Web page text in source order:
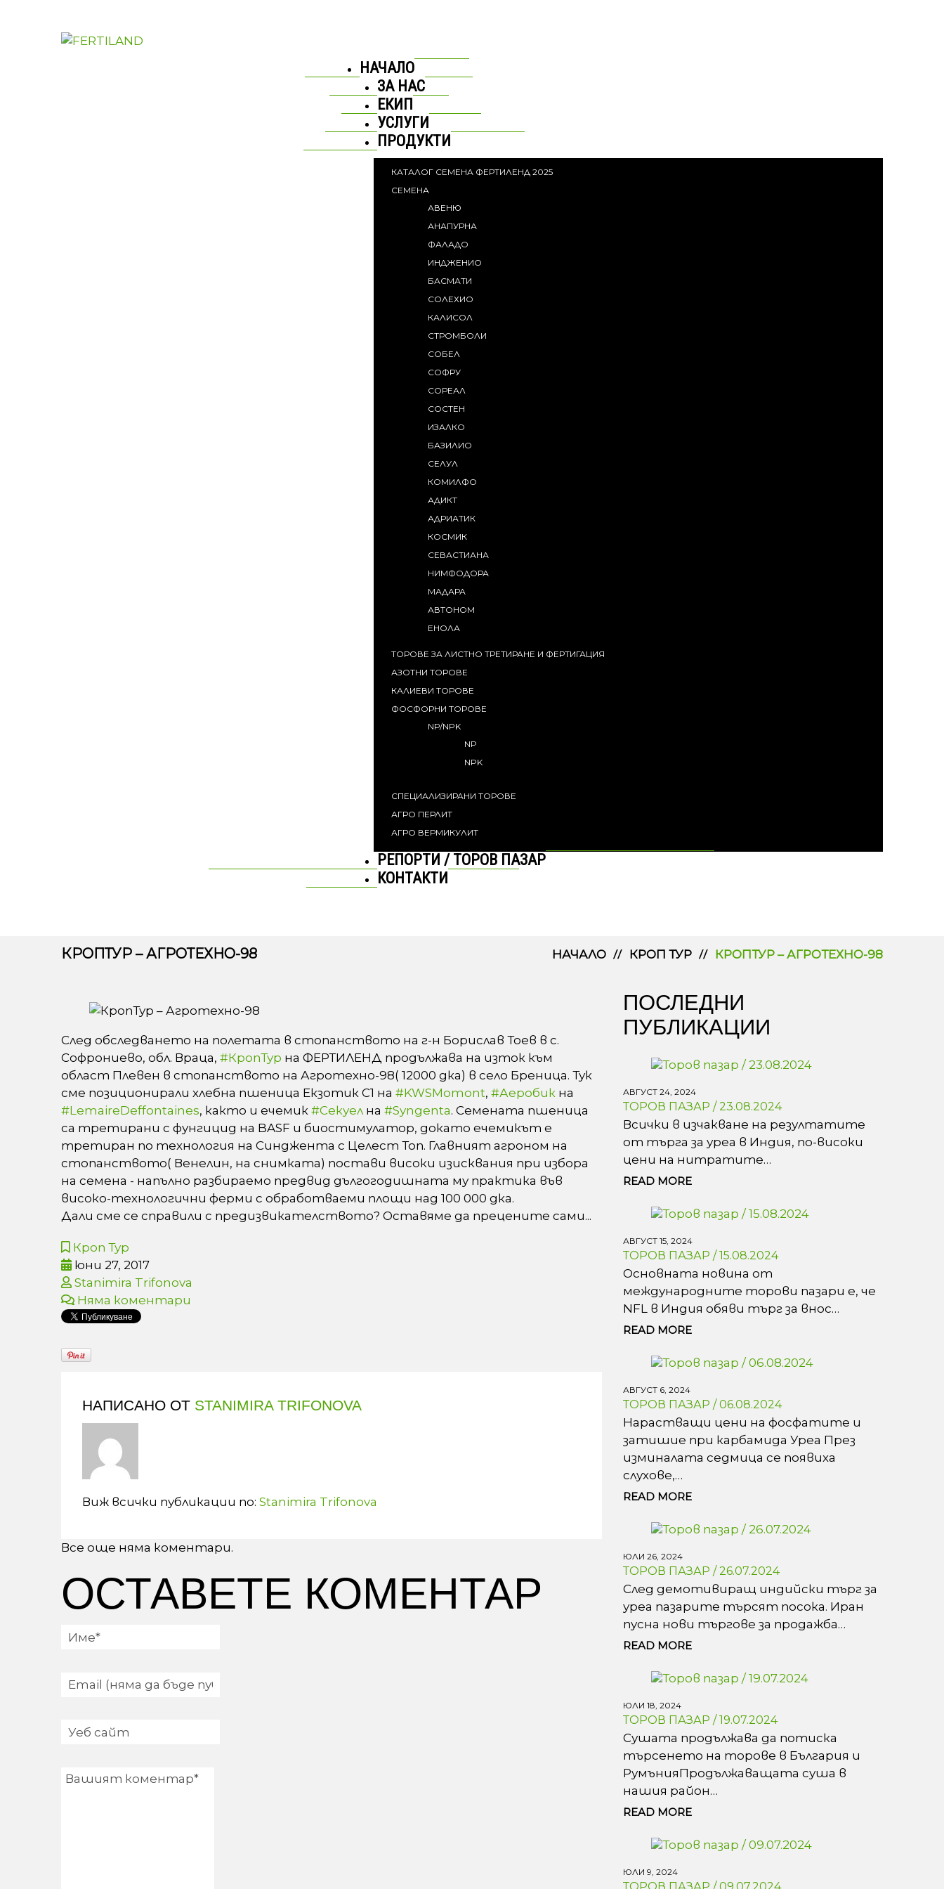
НАЧАЛО
ЗА НАС
ЕКИП
УСЛУГИ
ПРОДУКТИ
КАТАЛОГ СЕМЕНА ФЕРТИЛЕНД 2025
СЕМЕНА
АВЕНЮ
АНАПУРНА
ФАЛАДО
ИНДЖЕНИО
БАСМАТИ
СОЛЕХИО
КАЛИСОЛ
СТРОМБОЛИ
СОБЕЛ
СОФРУ
СОРЕАЛ
СОСТЕН
ИЗАЛКО
БАЗИЛИО
СЕЛУЛ
КОМИЛФО
АДИКТ
АДРИАТИК
КОСМИК
СЕВАСТИАНА
НИМФОДОРА
МАДАРА
АВТОНОМ
ЕНОЛА
ТОРОВЕ ЗА ЛИСТНО ТРЕТИРАНЕ И ФЕРТИГАЦИЯ
АЗОТНИ ТОРОВЕ
КАЛИЕВИ ТОРОВЕ
ФОСФОРНИ ТОРОВЕ
NP/NPK
NP
NPK
СПЕЦИАЛИЗИРАНИ ТОРОВЕ
АГРО ПЕРЛИТ
АГРО ВЕРМИКУЛИТ
РЕПОРТИ / ТОРОВ ПАЗАР
КОНТАКТИ
КРОПТУР – АГРОТЕХНО-98 НАЧАЛО КРОП ТУР КРОПТУР – АГРОТЕХНО-98
След обследването на полетата в стопанството на г-н Борислав Тоев в с.
Софрониево, обл. Враца, #КропТур на ФЕРТИЛЕНД продължава на изток към
област Плевен в стопанството на Агротехно-98( 12000 дка) в село Бреница. Тук
сме позиционирали хлебна пшеница Екзотик С1 на #KWSMomont, #Аеробик на
#LemaireDeffontaines, както и ечемик #Секуел на #Syngenta. Семената пшеница
са третирани с фунгицид на BASF и биостимулатор, докато ечемикът е
третиран по технология на Синджента с Целест Топ. Главният агроном на
стопанството( Венелин, на снимката) постави високи изисквания при избора
на семена - напълно разбираемо предвид дългогодишната му практика във
високо-технологични ферми с обработваеми площи над 100 000 дка.
Дали сме се справили с предизвикателството? Оставяме да прецените сами...
Кроп Тур
юни 27, 2017
Stanimira Trifonova
Няма коментари
НАПИСАНО ОТ STANIMIRA TRIFONOVA
Виж всички публикации по: Stanimira Trifonova
Все още няма коментари.
ОСТАВЕТЕ КОМЕНТАР
ПОСЛЕДНИ
ПУБЛИКАЦИИ
АВГУСТ 24, 2024
ТОРОВ ПАЗАР / 23.08.2024
Всички в изчакване на резултатите
от търга за уреа в Индия, по-високи
цени на нитратите…
READ MORE
АВГУСТ 15, 2024
ТОРОВ ПАЗАР / 15.08.2024
Основната новина от
международните торови пазари е, че
NFL в Индия обяви търг за внос…
READ MORE
АВГУСТ 6, 2024
ТОРОВ ПАЗАР / 06.08.2024
Нарастващи цени на фосфатите и
затишие при карбамида Уреа През
изминалата седмица се появиха
слухове,…
READ MORE
ЮЛИ 26, 2024
ТОРОВ ПАЗАР / 26.07.2024
След демотивиращ индийски търг за
уреа пазарите търсят посока. Иран
пусна нови търгове за продажба…
READ MORE
ЮЛИ 18, 2024
ТОРОВ ПАЗАР / 19.07.2024
Сушата продължава да потиска
търсенето на торове в България и
РумънияПродължаващата суша в
нашия район…
READ MORE
ЮЛИ 9, 2024
ТОРОВ ПАЗАР / 09.07.2024